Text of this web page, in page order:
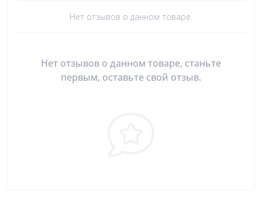
Нет отзывов о данном товаре.
Нет отзывов о данном товаре, станьте
первым, оставьте свой отзыв.